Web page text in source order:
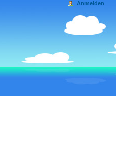
Anmelden